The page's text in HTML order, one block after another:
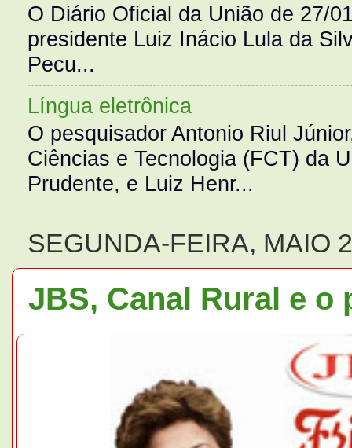
O Diário Oficial da União de 27/
presidente Luiz Inácio Lula da
Pecu...
Língua eletrônica
O pesquisador Antonio Riul
Ciências e Tecnologia (FCT) da
Prudente, e Luiz Henr...
SEGUNDA-FEIRA, MAIO
JBS, Canal Rural e o